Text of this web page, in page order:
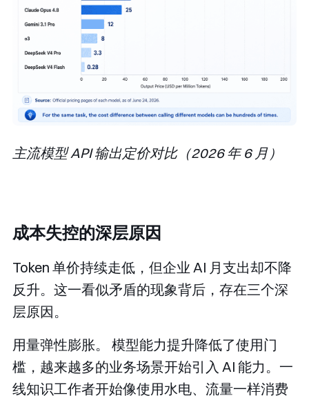
主流模型 API 输出定价对比（2026 年 6 月）
成本失控的深层原因
Token 单价持续走低，但企业 AI 月支出却不降
反升。这一看似矛盾的现象背后，存在三个深
层原因。
用量弹性膨胀。
模型能力提升降低了使用门
槛，越来越多的业务场景开始引入 AI 能力。一
线知识工作者开始像使用水电、流量一样消费